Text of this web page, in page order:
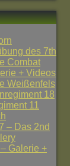
des 7th
Combat
+ Videos
Weißenfels
18
11
– Das 2nd
Galerie +